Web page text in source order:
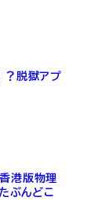
脱獄アプ
港版物理
ぶんどこ